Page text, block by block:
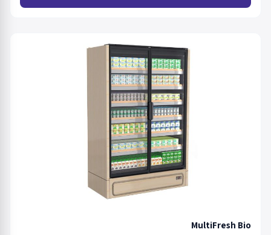
MultiFresh Bio